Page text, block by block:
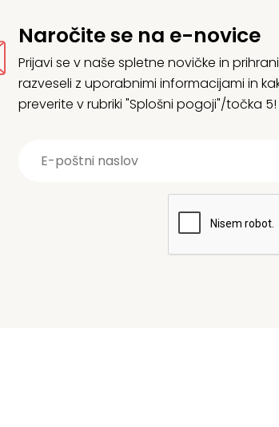
Naročite se na e-novice
Prijavi se v naše spletne novičke in
razveseli z uporabnimi informacijami in
preverite v rubriki "Splošni pogoji"/točka 5!